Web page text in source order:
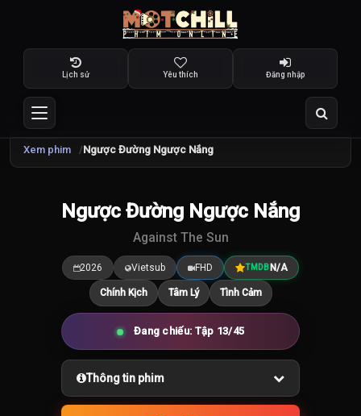
Lịch sử Yêu thích Đăng nhập
Xem phim Ngược Đường Ngược Nắng
7.5 /10
Ngược Đường Ngược Nắng
Against The Sun
2026 Vietsub FHD TMDB N/A
Chính Kịch Tâm Lý Tình Cảm
Đang chiếu: Tập 13/45
Thông tin phim